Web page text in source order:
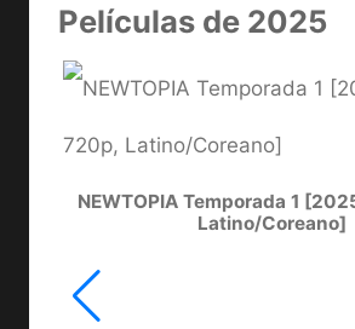
Películas de 2025
NEWTOPIA Temporada 1
Latino/Coreano]